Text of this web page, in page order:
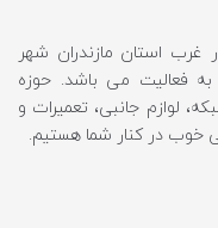
استان مازندران شهر
به فعالیت می باشد. حوزه
لوازم جانبی، تعمیرات و
خوب در کنار شما هستیم.